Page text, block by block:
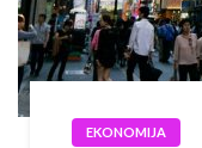
EKONOMIJA